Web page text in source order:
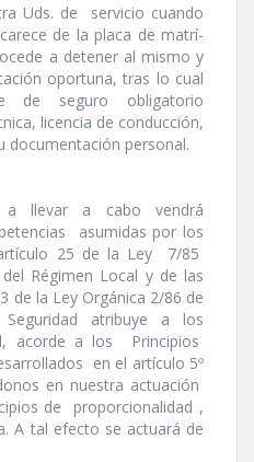
Uds. de servicio cuando
de la placa de matrí­
a detener al mismo y
oportuna, tras lo cual
de seguro obligatorio
licencia de conducción,
documentación personal.
llevar a cabo vendrá
asumidas por los
25 de la Ley 7/85
Régimen Local y de las
de la Ley Orgánica 2/86 de
atribuye a los
acorde a los Principios
en el artí­culo 5º
en nuestra actuación
de proporcionalidad ,
A tal efecto se actuará de